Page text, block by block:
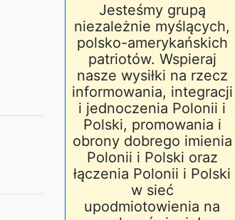
Jesteśmy grupą
niezależnie myślących,
polsko-amerykańskich
patriotów. Wspieraj
nasze wysiłki na rzecz
informowania, integracji
i jednoczenia Polonii i
Polski, promowania i
obrony dobrego imienia
Polonii i Polski oraz
łączenia Polonii i Polski
w sieć
upodmiotowienia na